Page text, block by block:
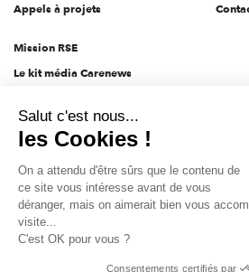
Appels à projets
Mission RSE
Le kit média Carenews
AEF info
Novethic
PRODURABLE
Inclusiv Day
Données personnelles Mentions légales
Salut c'est nous...
les Cookies !
On a attendu d'être sûrs que le contenu de
ce site vous intéresse avant de vous
déranger, mais on aimerait bien vous
visite...
C'est OK pour vous ?
Consentements certifiés par